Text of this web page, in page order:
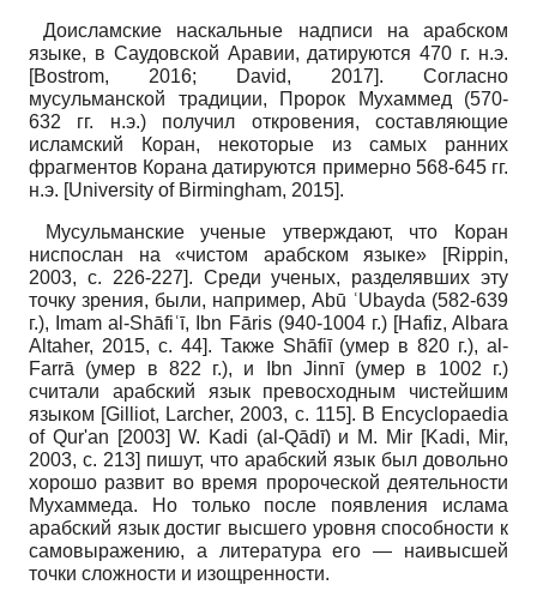
Доисламские наскальные надписи на арабском
языке, в Саудовской Аравии, датируются 470 г. н.э.
[Bostrom, 2016; David, 2017]. Согласно
мусульманской традиции, Пророк Мухаммед (570-
632 гг. н.э.) получил откровения, составляющие
исламский Коран, некоторые из самых ранних
фрагментов Корана датируются примерно 568-645 гг.
н.э. [University of Birmingham, 2015].
Мусульманские ученые утверждают, что Коран
ниспослан на «чистом арабском языке» [Rippin,
2003, с. 226-227]. Среди ученых, разделявших эту
точку зрения, были, например, Abū ʿUbayda (582-639
г.), Imam al-Shāfiʿī, Ibn Fāris (940-1004 г.) [Hafiz, Albara
Altaher, 2015, с. 44]. Также Shāfiī (умер в 820 г.), al-
Farrā (умер в 822 г.), и Ibn Jinnī (умер в 1002 г.)
считали арабский язык превосходным чистейшим
языком [Gilliot, Larcher, 2003, с. 115]. В Encyclopaedia
of Qur'an [2003] W. Kadi (al-Qādī) и М. Mir [Kadi, Mir,
2003, с. 213] пишут, что арабский язык был довольно
хорошо развит во время пророческой деятельности
Мухаммеда. Но только после появления ислама
арабский язык достиг высшего уровня способности к
самовыражению, а литература его — наивысшей
точки сложности и изощренности.